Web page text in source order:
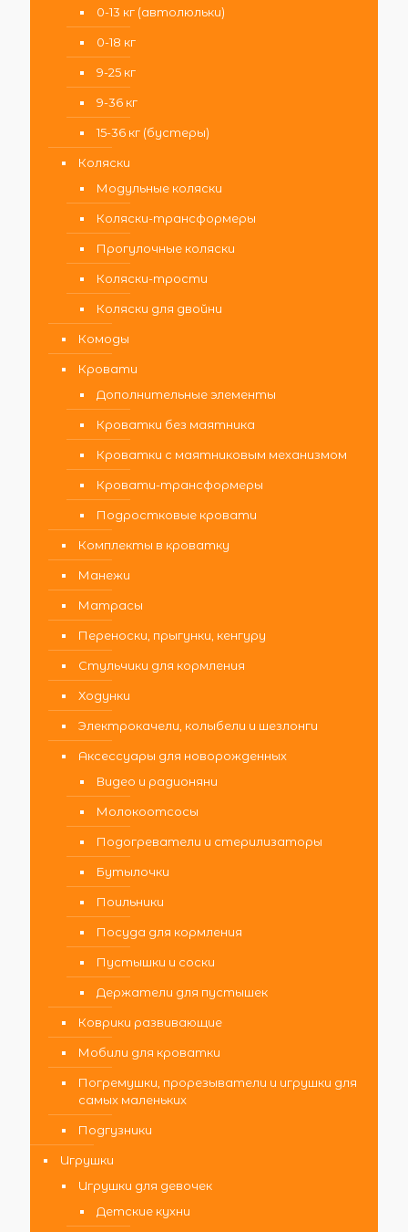
0-13 кг (автолюльки)
0-18 кг
9-25 кг
9-36 кг
15-36 кг (бустеры)
Коляски
Модульные коляски
Коляски-трансформеры
Прогулочные коляски
Коляски-трости
Коляски для двойни
Комоды
Кровати
Дополнительные элементы
Кроватки без маятника
Кроватки с маятниковым механизмом
Кровати-трансформеры
Подростковые кровати
Комплекты в кроватку
Манежи
Матрасы
Переноски, прыгунки, кенгуру
Стульчики для кормления
Ходунки
Электрокачели, колыбели и шезлонги
Аксессуары для новорожденных
Видео и радионяни
Молокоотсосы
Подогреватели и стерилизаторы
Бутылочки
Поильники
Посуда для кормления
Пустышки и соски
Держатели для пустышек
Коврики развивающие
Мобили для кроватки
Погремушки, прорезыватели и игрушки для
самых маленьких
Подгузники
Игрушки
Игрушки для девочек
Детские кухни